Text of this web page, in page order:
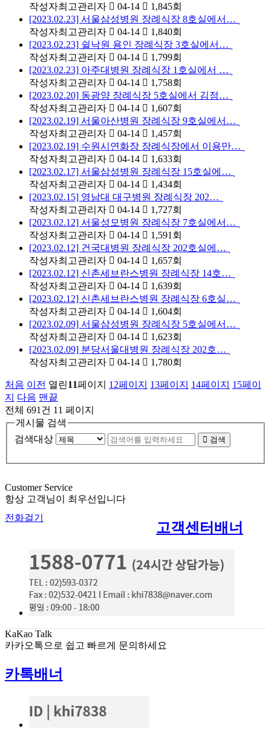
작성자최고관리자 04-14 1,845회
[2023.02.23] 서울삼성병원 장례식장 8호실에서…
작성자최고관리자 04-14 1,840회
[2023.02.23] 쉴낙원 용인 장례식장 3호실에서…
작성자최고관리자 04-14 1,799회
[2023.02.23] 아주대병원 장례식장 1호실에서 …
작성자최고관리자 04-14 1,758회
[2023.02.20] 동광양 장례식장 5호실에서 김점…
작성자최고관리자 04-14 1,607회
[2023.02.19] 서울아산병원 장례식장 9호실에서…
작성자최고관리자 04-14 1,457회
[2023.02.19] 수원시연화장 장례식장에서 이용만…
작성자최고관리자 04-14 1,633회
[2023.02.17] 서울삼성병원 장례식장 15호실에…
작성자최고관리자 04-14 1,434회
[2023.02.15] 영남대 대구병원 장례식장 202…
작성자최고관리자 04-14 1,727회
[2023.02.12] 서울성모병원 장례식장 7호실에서…
작성자최고관리자 04-14 1,591 회
[2023.02.12] 건국대병원 장례식장 202호실에…
작성자최고관리자 04-14 1,657회
[2023.02.12] 신촌세브란스병원 장례식장 14호…
작성자최고관리자 04-14 1,639회
[2023.02.12] 신촌세브란스병원 장례식장 6호실…
작성자최고관리자 04-14 1,604회
[2023.02.09] 서울삼성병원 장례식장 5호실에서…
작성자최고관리자 04-14 1,623회
[2023.02.09] 분당서울대병원 장례식장 202호…
작성자최고관리자 04-14 1,780회
처음 이전 열린11페이지 12페이지 13페이지 14페이지 15페이
지
다음 맨끝
전체 691건 11 페이지
게시물 검색
검색대상
검색
Customer Service
항상 고객님이 최우선입니다
전화걸기
고객센터배너
KaKao Talk
카카오톡으로 쉽고 빠르게 문의하세요
카톡배너